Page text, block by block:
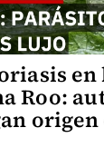
en
Roo:
origen